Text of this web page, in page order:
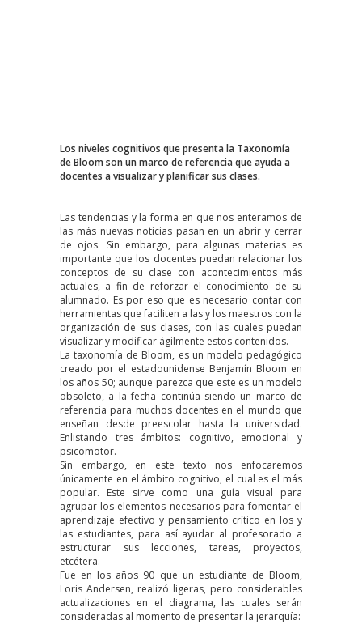
Los niveles cognitivos que presenta la Taxonomía
de Bloom son un marco de referencia que ayuda a
docentes a visualizar y planificar sus clases.
Las tendencias y la forma en que nos enteramos de
las más nuevas noticias pasan en un abrir y cerrar
de ojos. Sin embargo, para algunas materias es
importante que los docentes puedan relacionar los
conceptos de su clase con acontecimientos más
actuales, a fin de reforzar el conocimiento de su
alumnado. Es por eso que es necesario contar con
herramientas que faciliten a las y los maestros con la
organización de sus clases, con las cuales puedan
visualizar y modificar ágilmente estos contenidos.
Lataxonomía de Bloom, es un modelo pedagógico
creado por el estadounidense Benjamín Bloom en
los años 50; aunque parezca que este es un modelo
obsoleto, a la fecha continúa siendo un marco de
referencia para muchos docentes en el mundo que
enseñan desde preescolar hasta la universidad.
Enlistando tres ámbitos: cognitivo, emocional y
psicomotor.
Sin embargo, en este texto nos enfocaremos
únicamente en el ámbito cognitivo, el cual es el más
popular. Este sirve como una guía visual para
agrupar los elementos necesarios para fomentar el
aprendizaje efectivo y pensamiento crítico en los y
las estudiantes, para así ayudar al profesorado a
estructurar sus lecciones, tareas, proyectos,
etcétera.
Fue en los años 90 que un estudiante de Bloom,
Loris Andersen, realizó ligeras, pero considerables
actualizaciones en el diagrama, las cuales serán
consideradas al momento de presentar la jerarquía: